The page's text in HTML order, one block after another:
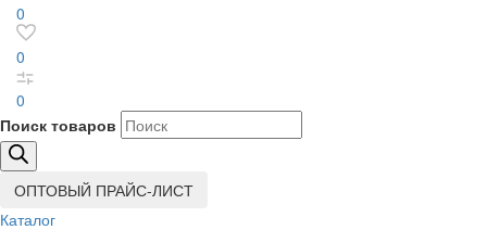
0
0
0
Поиск товаров
ОПТОВЫЙ ПРАЙС-ЛИСТ
Каталог